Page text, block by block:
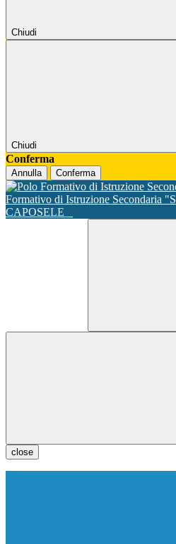
Chiudi
Chiudi
Conferma
Annulla Conferma
Formativo di Istruzione Secondaria
CAPOSELE
close